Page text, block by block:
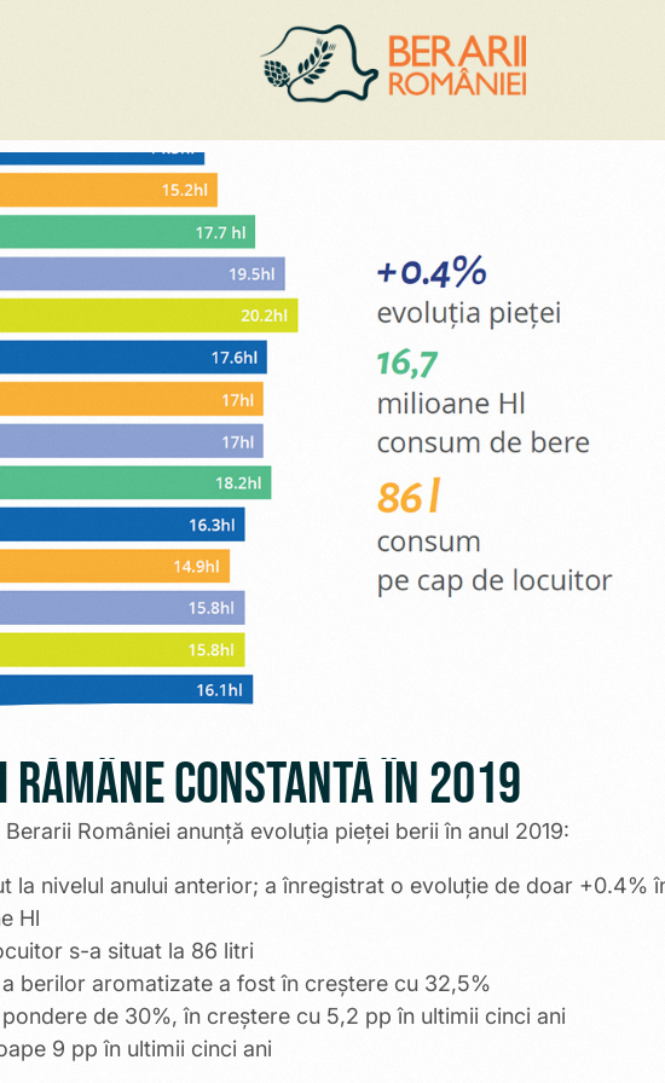
rămâne constantă în 2019
României anunță evoluția pieței berii în anul 2019:
la nivelul anului anterior; a înregistrat o evoluție de doar +0.4%
Hl
s-a situat la 86 litri
berilor aromatizate a fost în creștere cu 32,5%
de 30%, în creștere cu 5,2 pp în ultimii cinci ani
9 pp în ultimii cinci ani